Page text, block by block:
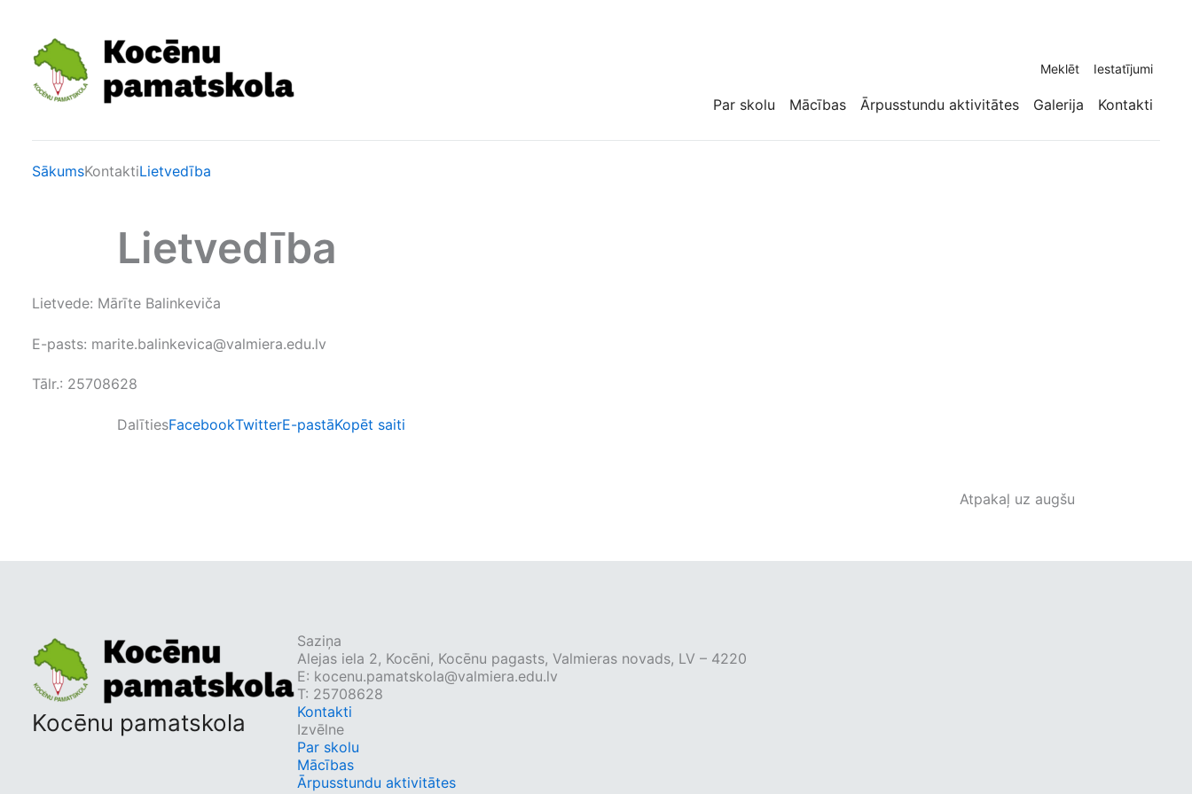
content
Meklēt Iestatījumi
Par skolu Mācības Ārpusstundu aktivitātes Galerija Kontakti
SākumsKontaktiLietvedība
Lietvedība
Lietvede: Mārīte Balinkeviča
E-pasts: marite.balinkevica@valmiera.edu.lv
Tālr.: 25708628
DalītiesFacebookTwitterE-pastāKopēt saiti
Atpakaļ uz augšu
Kocēnu pamatskola
Saziņa
Alejas iela 2, Kocēni, Kocēnu pagasts, Valmieras novads, LV – 4220
E: kocenu.pamatskola@valmiera.edu.lv
T: 25708628
Kontakti
Izvēlne
Par skolu
Mācības
Ārpusstundu aktivitātes